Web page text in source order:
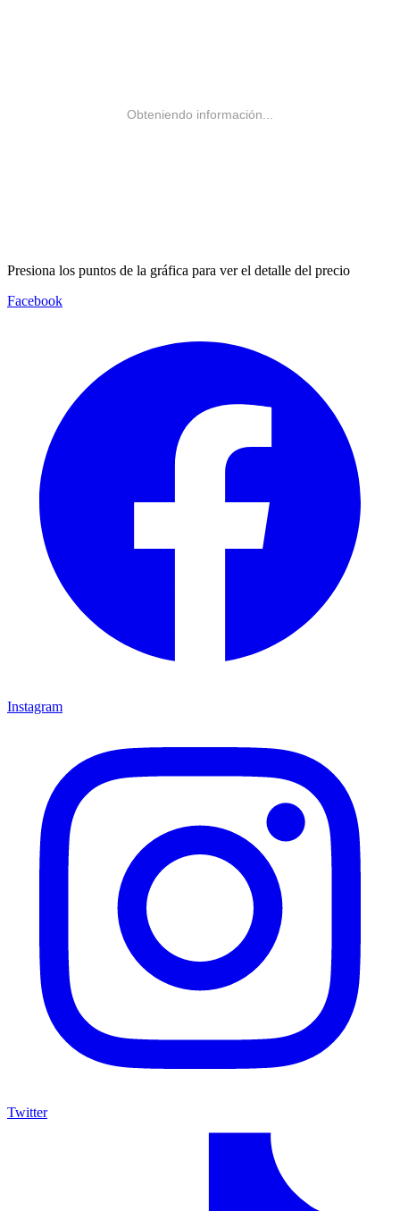
Obteniendo información...
Presiona los puntos de la gráfica para ver el detalle del precio
Facebook
Instagram
Twitter